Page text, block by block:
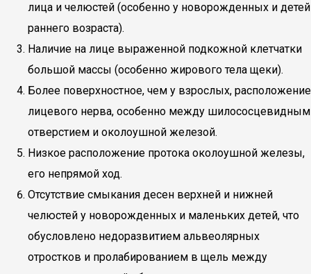
лица и челюстей (особенно у новорожденных и детей
раннего возраста).
Наличие на лице выраженной подкожной клетчатки
большой массы (особенно жирового тела щеки).
Более поверхностное, чем у взрослых, расположение
лицевого нерва, особенно между шилососцевидным
отверстием и околоушной железой.
Низкое расположение протока околоушной железы,
его непрямой ход.
Отсутствие смыкания десен верхней и нижней
челюстей у новорожденных и маленьких детей, что
обусловлено недоразвитием альвеолярных
отростков и пролабированием в щель между